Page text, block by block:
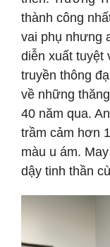
thành công
vai phụ nhưng
diễn xuất tuyệt
truyền thông
về những
40 năm qua.
trầm cảm hơn
màu u ám.
dậy tinh thần